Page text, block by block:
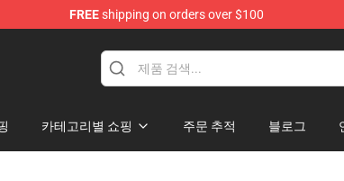
FREEshipping on orders over $100
카테고리별 쇼핑 주문 추적 블로그